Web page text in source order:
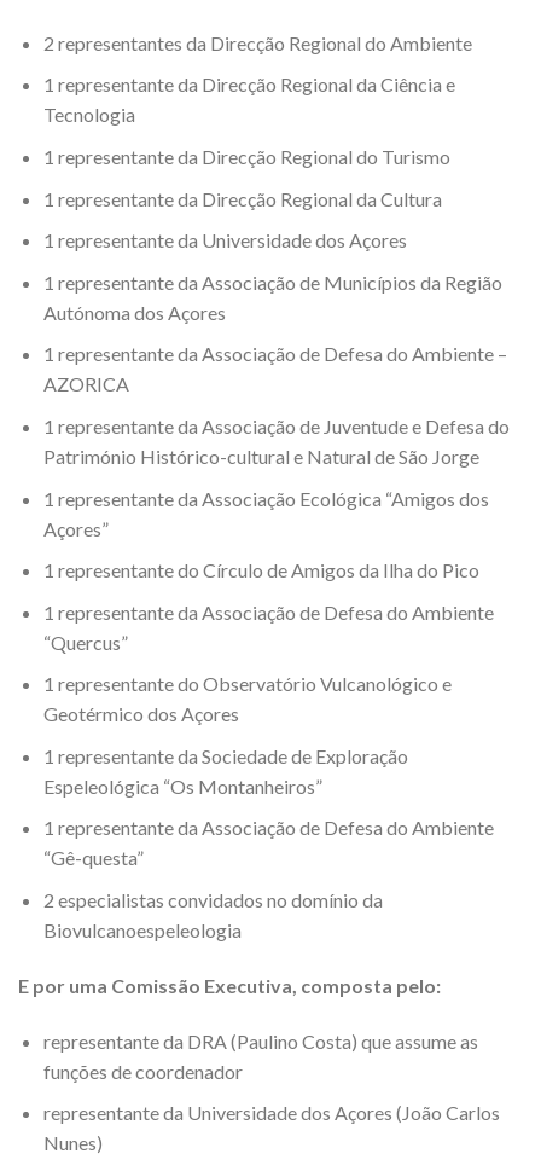
2 representantes da Direcção Regional do Ambiente
1 representante da Direcção Regional da Ciência e
Tecnologia
1 representante da Direcção Regional do Turismo
1 representante da Direcção Regional da Cultura
1 representante da Universidade dos Açores
1 representante da Associação de Municípios da Região
Autónoma dos Açores
1 representante da Associação de Defesa do Ambiente –
AZORICA
1 representante da Associação de Juventude e Defesa do
Património Histórico-cultural e Natural de São Jorge
1 representante da Associação Ecológica “Amigos dos
Açores”
1 representante do Círculo de Amigos da Ilha do Pico
1 representante da Associação de Defesa do Ambiente
“Quercus”
1 representante do Observatório Vulcanológico e
Geotérmico dos Açores
1 representante da Sociedade de Exploração
Espeleológica “Os Montanheiros”
1 representante da Associação de Defesa do Ambiente
“Gê-questa”
2 especialistas convidados no domínio da
Biovulcanoespeleologia
E por uma Comissão Executiva, composta pelo:
representante da DRA (Paulino Costa) que assume as
funções de coordenador
representante da Universidade dos Açores (João Carlos
Nunes)